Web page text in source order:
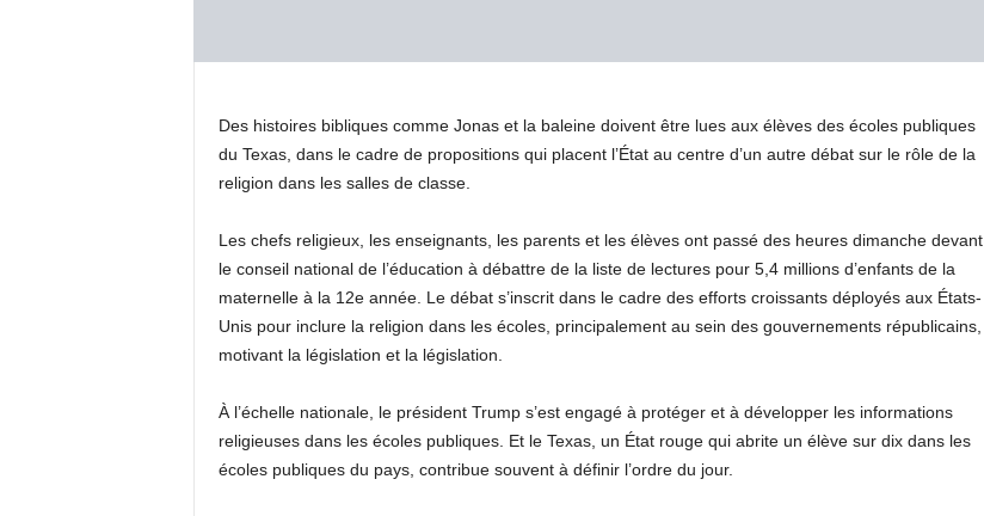
Des histoires bibliques comme Jonas et la baleine doivent être lues aux élèves des écoles publiques
du Texas, dans le cadre de propositions qui placent l’État au centre d’un autre débat sur le rôle de la
religion dans les salles de classe.
Les chefs religieux, les enseignants, les parents et les élèves ont passé des heures dimanche devant
le conseil national de l’éducation à débattre de la liste de lectures pour 5,4 millions d’enfants de la
maternelle à la 12e année. Le débat s’inscrit dans le cadre des efforts croissants déployés aux États-
Unis pour inclure la religion dans les écoles, principalement au sein des gouvernements républicains,
motivant la législation et la législation.
À l’échelle nationale, le président Trump s’est engagé à protéger et à développer les informations
religieuses dans les écoles publiques. Et le Texas, un État rouge qui abrite un élève sur dix dans les
écoles publiques du pays, contribue souvent à définir l’ordre du jour.